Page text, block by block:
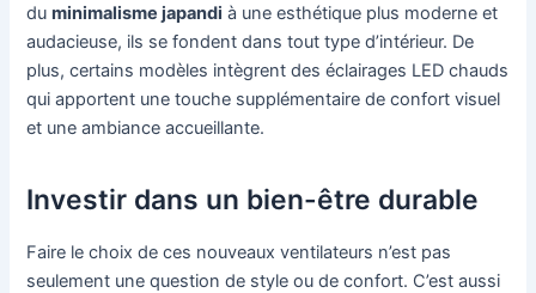
duminimalisme japandi à une esthétique plus moderne et
audacieuse, ils se fondent dans tout type d’intérieur. De
plus, certains modèles intègrent des éclairages LED chauds
qui apportent une touche supplémentaire de confort visuel
et une ambiance accueillante.
Investir dans un bien-être durable
Faire le choix de ces nouveaux ventilateurs n’est pas
seulement une question de style ou de confort. C’est aussi